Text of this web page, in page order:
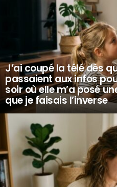
J’ai coupé la télé dès
passaient aux infos
soir où elle m’a posé
que je faisais l’inverse